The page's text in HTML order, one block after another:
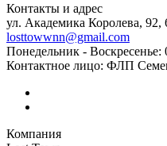
Контакты и адрес
ул. Академика Королева, 92,
losttowwnn@gmail.com
Понедельник - Воскресенье:
Контактное лицо: ФЛП
Компания